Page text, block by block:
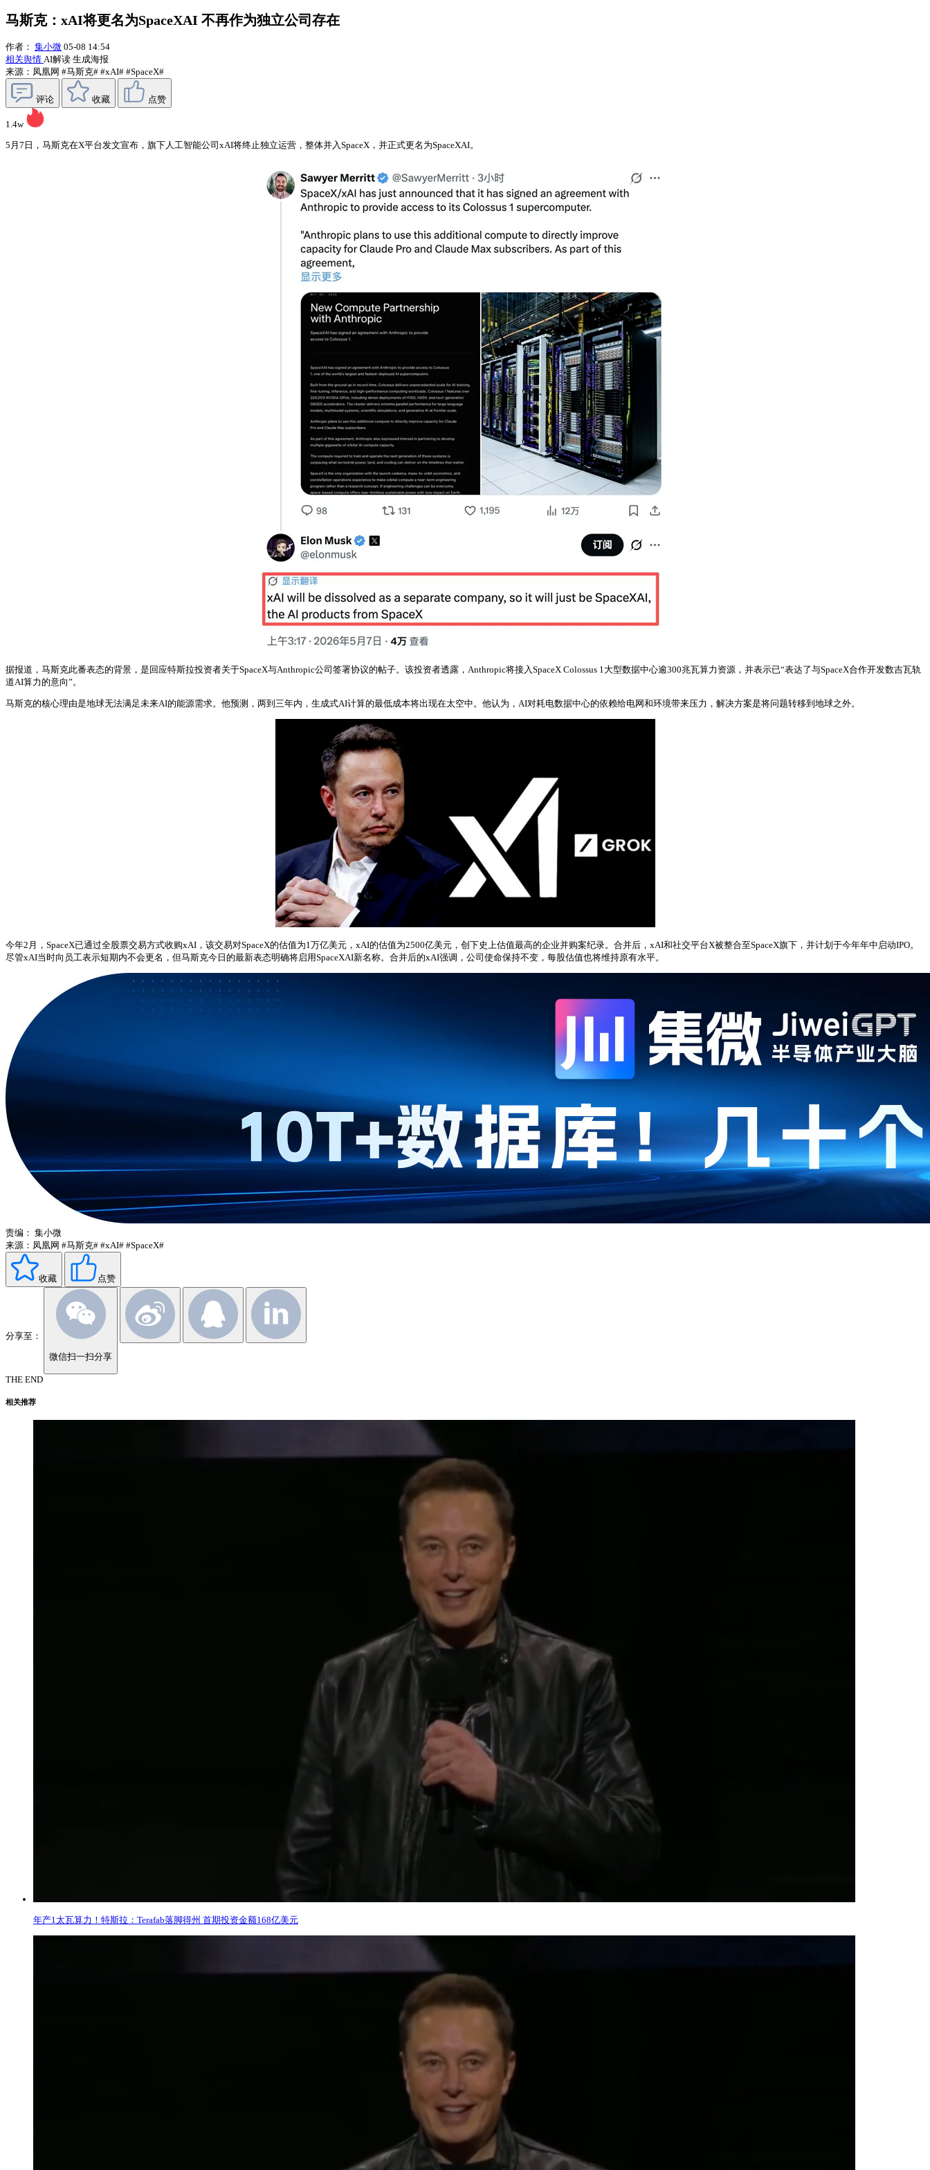
马斯克：xAI将更名为SpaceXAI 不再作为独立公司存在
作者： 集小微 05-08 14:54
相关舆情 AI解读 生成海报
来源：凤凰网 #马斯克# #xAI# #SpaceX#
评论 收藏 点赞
1.4w
5月7日，马斯克在X平台发文宣布，旗下人工智能公司xAI将终止独立运营，整体并入SpaceX，并正式更名为SpaceXAI。
据报道，马斯克此番表态的背景，是回应特斯拉投资者关于SpaceX与Anthropic公司签署协议的帖子。该投资者透露，Anthropic将接入SpaceX Colossus 1大型数据中心逾300兆瓦算力资源，并表示已“表达了与SpaceX合作开发数吉瓦轨
道AI算力的意向”。
马斯克的核心理由是地球无法满足未来AI的能源需求。他预测，两到三年内，生成式AI计算的最低成本将出现在太空中。他认为，AI对耗电数据中心的依赖给电网和环境带来压力，解决方案是将问题转移到地球之外。
今年2月，SpaceX已通过全股票交易方式收购xAI，该交易对SpaceX的估值为1万亿美元，xAI的估值为2500亿美元，创下史上估值最高的企业并购案纪录。合并后，xAI和社交平台X被整合至SpaceX旗下，并计划于今年年中启动IPO。
尽管xAI当时向员工表示短期内不会更名，但马斯克今日的最新表态明确将启用SpaceXAI新名称。合并后的xAI强调，公司使命保持不变，每股估值也将维持原有水平。
责编： 集小微
来源：凤凰网 #马斯克# #xAI# #SpaceX#
收藏 点赞
分享至：
微信扫一扫分享
THE END
相关推荐
年产1太瓦算力！特斯拉：Terafab落脚得州 首期投资金额168亿美元